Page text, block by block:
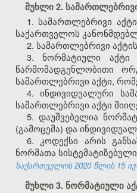
მუხლი 2.
1. სამართლებრივი
საქართველოს
2. სამართლებრივი
3. ნორმატიული აქტი
წარმომადგენლობითი
სამართლებრივი აქტი,
4. ინდივიდუალური
სამართლებრივი აქტი
5. დაუშვებელია
(გამოცემა) და
6. კოდექსი არის
ნორმათა
საქართველოს 2020 წლის 15
მუხლი 3. ნორმატიული